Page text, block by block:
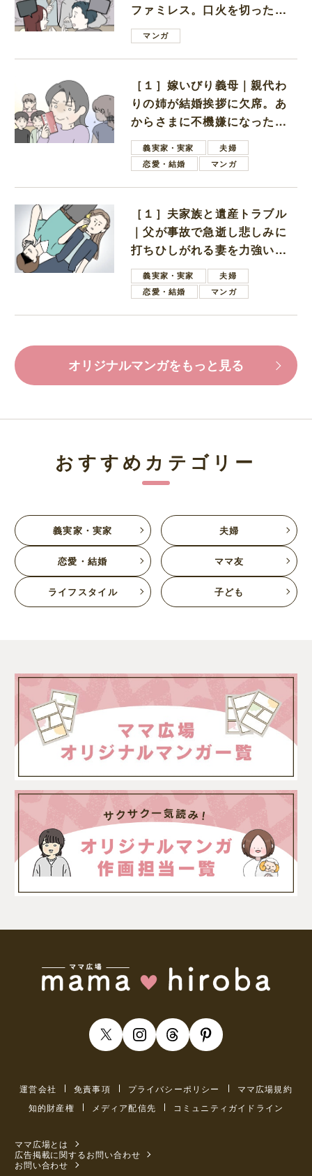
ファミレス。口火を切ったの
は電車好きの男の子ママ
マンガ
［１］嫁いびり義母｜親代わ
りの姉が結婚挨拶に欠席。あ
からさまに不機嫌になった義
母義実家・実家
夫婦
恋愛・結婚
マンガ
［１］夫家族と遺産トラブル
｜父が事故で急逝し悲しみに
打ちひしがれる妻を力強い言
葉で励ます夫
義実家・実家
夫婦
恋愛・結婚
マンガ
オリジナルマンガをもっと見る
おすすめカテゴリー
義実家・実家 夫婦
恋愛・結婚 ママ友
ライフスタイル 子ども
運営会社 免責事項 プライバシーポリシー
ママ広場規約
知的財産権
メディア配信先 コミュニティガイドライン
ママ広場とは
広告掲載に関するお問い合わせ
お問い合わせ